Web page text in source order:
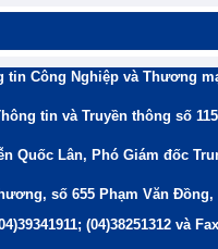
tin Công Nghiệp và Thương
tin và Truyền thông số
Quốc Lân, Phó Giám đốc
số 655 Phạm Văn
(04)38251312 và